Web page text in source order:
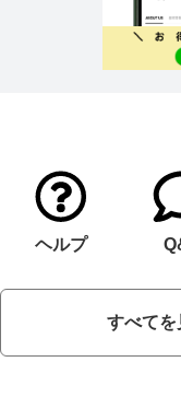
ヘルプ
すべてを